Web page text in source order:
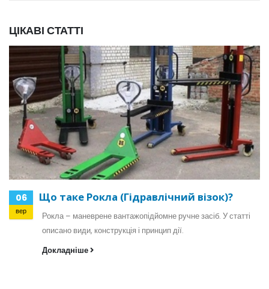
ЦІКАВІ СТАТТІ
06
вер
Що таке Рокла (Гідравлічний візок)?
Рокла – маневрене вантажопідйомне ручне засіб. У статті
описано види, конструкція і принцип дії.
Докладніше